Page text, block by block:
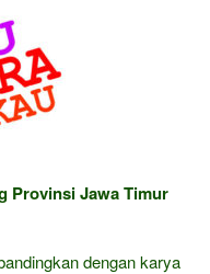
Provinsi Jawa Timur
dengan karya